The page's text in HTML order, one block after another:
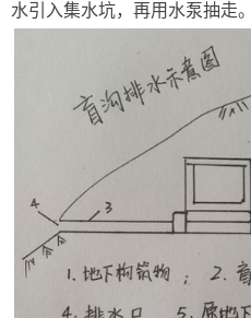
水引入集水坑，再用水泵抽走。